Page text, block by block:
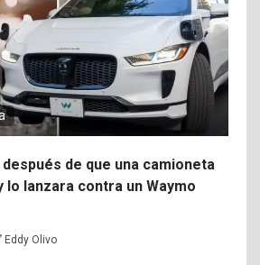
de que una camioneta
lo lanzara contra un Waymo
Eddy Olivo